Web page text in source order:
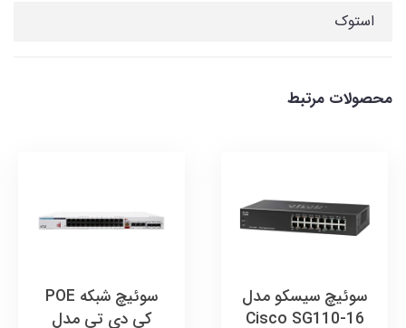
استوک
محصولات مرتبط
سوئیچ سیسکو مدل
Cisco SG110-16
سوئیچ شبکه POE
کی دی تی مدل